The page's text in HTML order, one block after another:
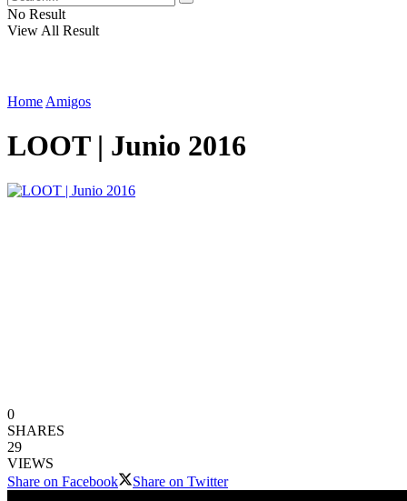
No Result
View All Result
Home Amigos
LOOT | Junio 2016
0
SHARES
29
VIEWS
Share on Facebook
Share on Twitter